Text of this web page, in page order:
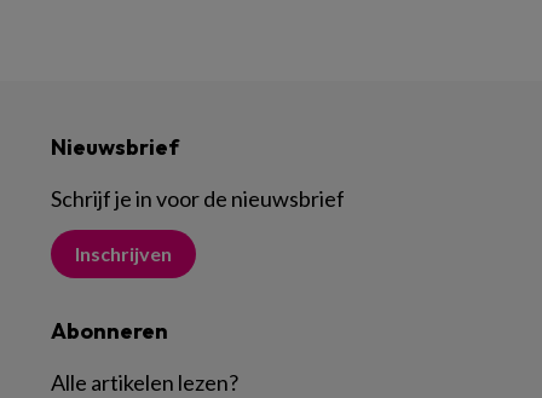
Nieuwsbrief
Schrijf je in voor de nieuwsbrief
Inschrijven
Abonneren
Alle artikelen lezen?